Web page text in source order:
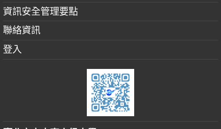
資訊安全管理要點
聯絡資訊
登入